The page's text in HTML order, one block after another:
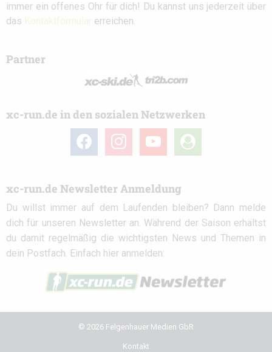
immer ein offenes Ohr für dich! Du kannst uns jederzeit über
das Kontaktformular erreichen.
Partner
xc-run.de in den sozialen Netzwerken
facebook instagramyoutube
user-
circle
xc-run.de Newsletter Anmeldung
Du willst immer auf dem Laufenden bleiben? Dann melde
dich für unseren Newsletter an. Während der Saison erhältst
du damit regelmäßig die wichtigsten News und Themen in
dein Postfach. Einfach hier anmelden:
© 2026 Felgenhauer Medien GbR
Kontakt